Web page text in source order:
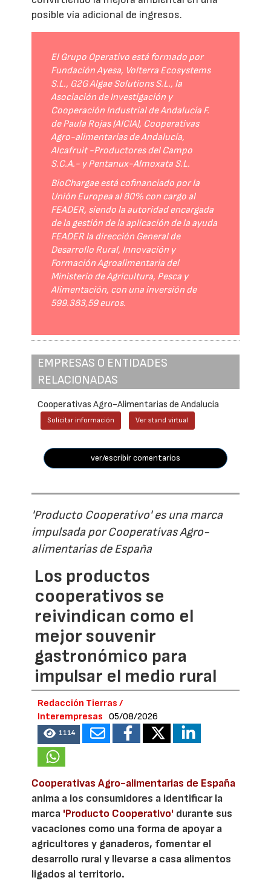
posible vía adicional de ingresos.
El Grupo Operativo está formado por
Fundación Ayesa, Volterra Ecosystems
S.L., G2G Algae Solutions S.L., la
Asociación de Investigación y
Cooperación Industrial de Andalucía F.
de Paula Rojas (AICIA), Cooperativas
Agro-alimentarias de Andalucía,
Alcafruit -Productores del Campo
S.C.A.- y Pentanux-Almoxata S.L.
BioChargae está cofinanciado por la
Unión Europea al 80% con cargo al
FEADER, siendo la autoridad encargada
de la gestión de la aplicación de la ayuda
FEADER la dirección General de
Desarrollo Rural, Innovación y
Formación Agroalimentaria del
Ministerio de Agricultura, Pesca y
Alimentación, con una inversión de
599.383,59 euros.
EMPRESAS O ENTIDADES
RELACIONADAS
Cooperativas Agro-Alimentarias de Andalucía
Solicitar información Ver stand virtual
ver/escribir comentarios
'Producto Cooperativo' es una marca
impulsada por Cooperativas Agro-
alimentarias de España
Los productos
cooperativos se
reivindican como el
mejor souvenir
gastronómico para
impulsar el medio rural
Redacción Tierras /
Interempresas
05/08/2026
1114
Cooperativas Agro-alimentarias de España
anima a los consumidores a identificar la
marca 'Producto Cooperativo' durante sus
vacaciones como una forma de apoyar a
agricultores y ganaderos, fomentar el
desarrollo rural y llevarse a casa alimentos
ligados al territorio.